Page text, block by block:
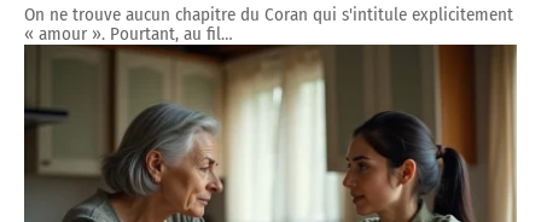
On ne trouve aucun chapitre du Coran qui s'intitule explicitement
« amour ». Pourtant, au fil…